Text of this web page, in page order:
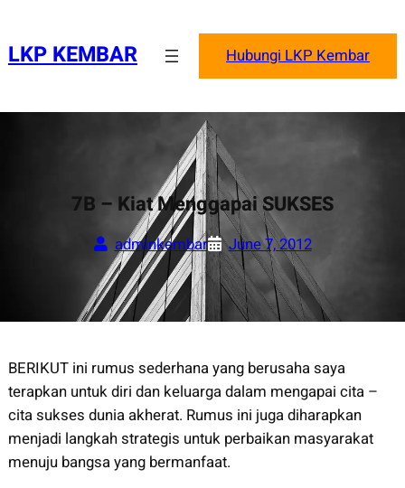
content
LKP KEMBAR Hubungi LKP Kembar
7B – Kiat Menggapai SUKSES
adminkembar June 7, 2012
BERIKUT ini rumus sederhana yang berusaha saya
terapkan untuk diri dan keluarga dalam mengapai cita –
cita sukses dunia akherat. Rumus ini juga diharapkan
menjadi langkah strategis untuk perbaikan masyarakat
menuju bangsa yang bermanfaat.